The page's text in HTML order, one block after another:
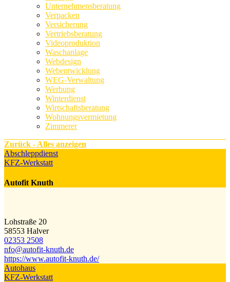
Unternehmensberatung
Verpacken
Versicherung
Vertriebsberatung
Videoproduktion
Waschanlage
Webdesign
Webentwicklung
WEG-Verwaltung
Werbung
Winterdienst
Wirtschaftsberatung
Wohnungsvermietung
Zimmerer
Zurück - Alles anzeigen
Abschleppdienst
KFZ-Werkstatt
Autofit Knuth
Lohstraße 20
58553 Halver
02353 2508
nfo​@​autofit-knuth.de
https://www.autofit-knuth.de/
Autohaus
KFZ-Werkstatt